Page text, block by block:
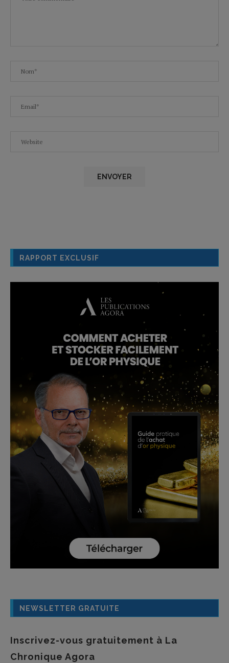
RAPPORT EXCLUSIF
NEWSLETTER GRATUITE
Inscrivez-vous gratuitement à La
Chronique Agora